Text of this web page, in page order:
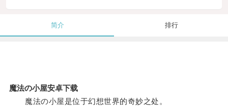
简介 排行
魔法の小屋安卓下载
魔法の小屋是位于幻想世界的奇妙之处。